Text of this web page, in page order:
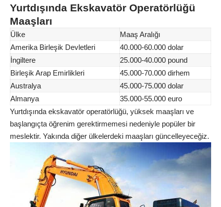
Yurtdışında Ekskavatör Operatörlüğü
Maaşları
Ülke
Maaş Aralığı
Amerika Birleşik Devletleri
40.000-60.000 dolar
İngiltere
25.000-40.000 pound
Birleşik Arap Emirlikleri
45.000-70.000 dirhem
Australya
45.000-75.000 dolar
Almanya
35.000-55.000 euro
Yurtdışında ekskavatör operatörlüğü, yüksek maaşları ve
başlangıçta öğrenim gerektirmemesi nedeniyle popüler bir
meslektir. Yakında diğer ülkelerdeki maaşları güncelleyeceğiz.